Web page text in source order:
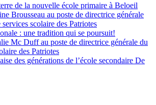
de la nouvelle école primaire à Beloeil
Brousseau au poste de directrice générale
scolaire des Patriotes
: une tradition qui se poursuit!
Mc Duff au poste de directrice générale du
des Patriotes
des générations de l’école secondaire De